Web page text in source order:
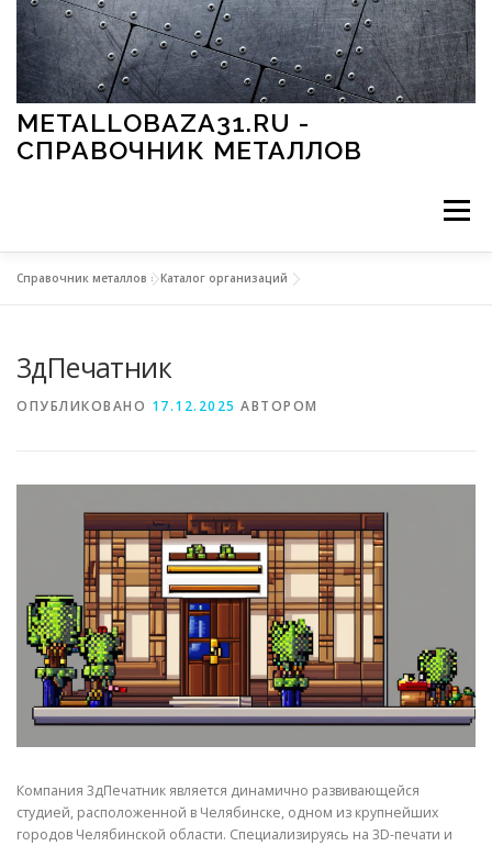
Перейти к содержимому
METALLOBAZA31.RU -
СПРАВОЧНИК МЕТАЛЛОВ
Меню
МЕТАЛЛЫ И ОКРУЖАЮЩАЯ СРЕДА
СВОЙСТВА МЕТАЛЛОВ СОРТА МЕТАЛЛОВ
СТАТЬИ
Справочник металлов »Каталог организаций
3дПечатник
ОПУБЛИКОВАНО 17.12.2025 АВТОРОМ
Компания 3дПечатник является динамично развивающейся
студией, расположенной в Челябинске, одном из крупнейших
городов Челябинской области. Специализируясь на 3D-печати и